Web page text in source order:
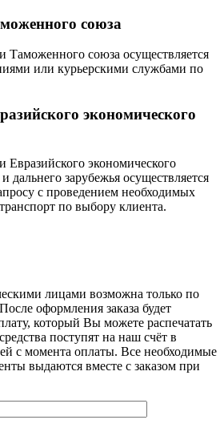
союза
Таможенного союза осуществляется
или курьерскими службами по
экономического
Евразийского экономического
зарубежья осуществляется
с проведением необходимых
по выбору клиента.
лицами возможна только по
оформления заказа будет
который Вы можете распечатать
поступят на наш счёт в
с момента оплаты. Все необходимые
выдаются вместе с заказом при